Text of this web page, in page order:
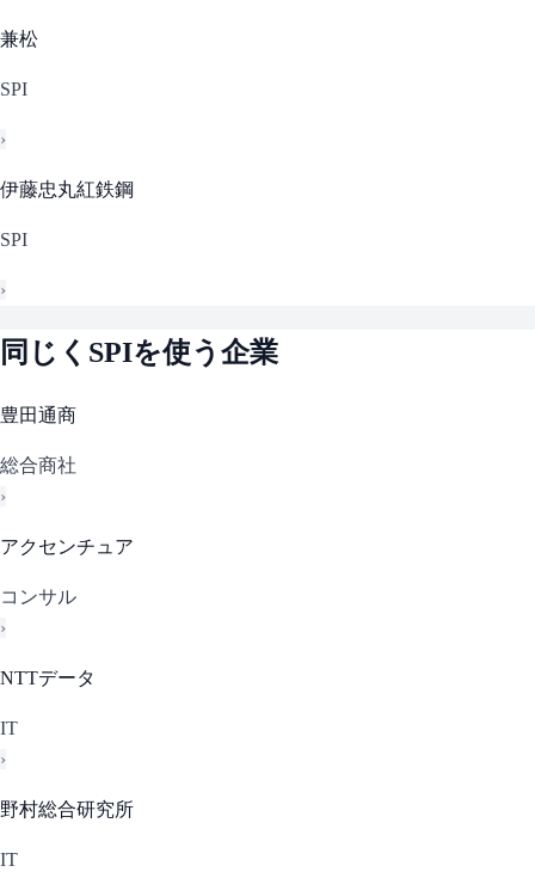
兼松
SPI
›
伊藤忠丸紅鉄鋼
SPI
›
同じく SPIを使う企業
豊田通商
総合商社
›
アクセンチュア
コンサル
›
NTTデータ
IT
›
野村総合研究所
IT